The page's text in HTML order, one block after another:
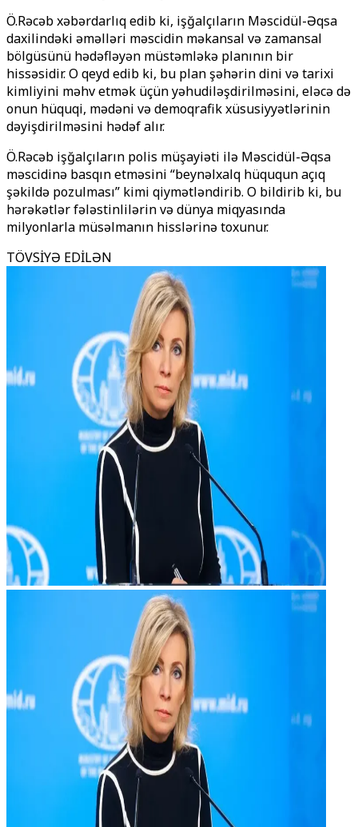
Ö.Rəcəb xəbərdarlıq edib ki, işğalçıların Məscidül-Əqsa
daxilindəki əməlləri məscidin məkansal və zamansal
bölgüsünü hədəfləyən müstəmləkə planının bir
hissəsidir. O qeyd edib ki, bu plan şəhərin dini və tarixi
kimliyini məhv etmək üçün yəhudiləşdirilməsini, eləcə də
onun hüquqi, mədəni və demoqrafik xüsusiyyətlərinin
dəyişdirilməsini hədəf alır.
Ö.Rəcəb işğalçıların polis müşayiəti ilə Məscidül-Əqsa
məscidinə basqın etməsini “beynəlxalq hüququn açıq
şəkildə pozulması” kimi qiymətləndirib. O bildirib ki, bu
hərəkətlər fələstinlilərin və dünya miqyasında
milyonlarla müsəlmanın hisslərinə toxunur.
TÖVSİYƏ EDİLƏN